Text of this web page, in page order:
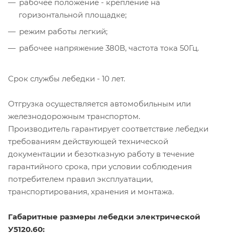
рабочее положение - крепление на
горизонтальной площадке;
режим работы легкий;
рабочее напряжение 380В, частота тока 50Гц.
Срок службы лебедки - 10 лет.
Отгрузка осуществляется автомобильным или
железнодорожным транспортом.
Производитель гарантирует соответствие лебедки
требованиям действующей технической
документации и безотказную работу в течение
гарантийного срока, при условии соблюдения
потребителем правил эксплуатации,
транспортирования, хранения и монтажа.
Габаритные размеры лебедки электрической
У5120.60: